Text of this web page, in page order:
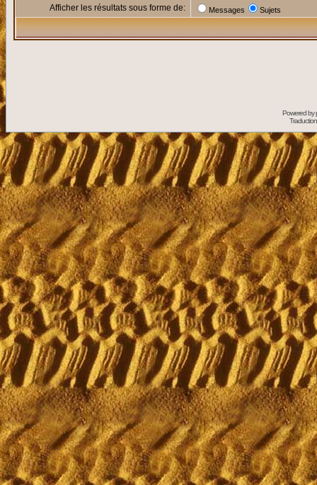
Afficher les résultats sous forme de: Messages Sujets
Powered by